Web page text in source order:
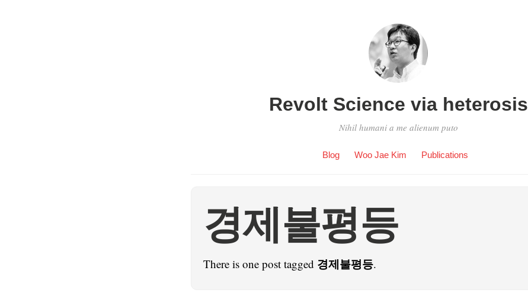
Revolt Science via heterosis
Nihil humani a me alienum puto
Blog Woo Jae Kim Publications
경제불평등
There is one post tagged 경제불평등.